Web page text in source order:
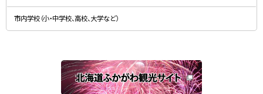
す
）
新
規
ウ
ン
開
き
ま
す
）
市内学校（小・中学校、高校、大学など）